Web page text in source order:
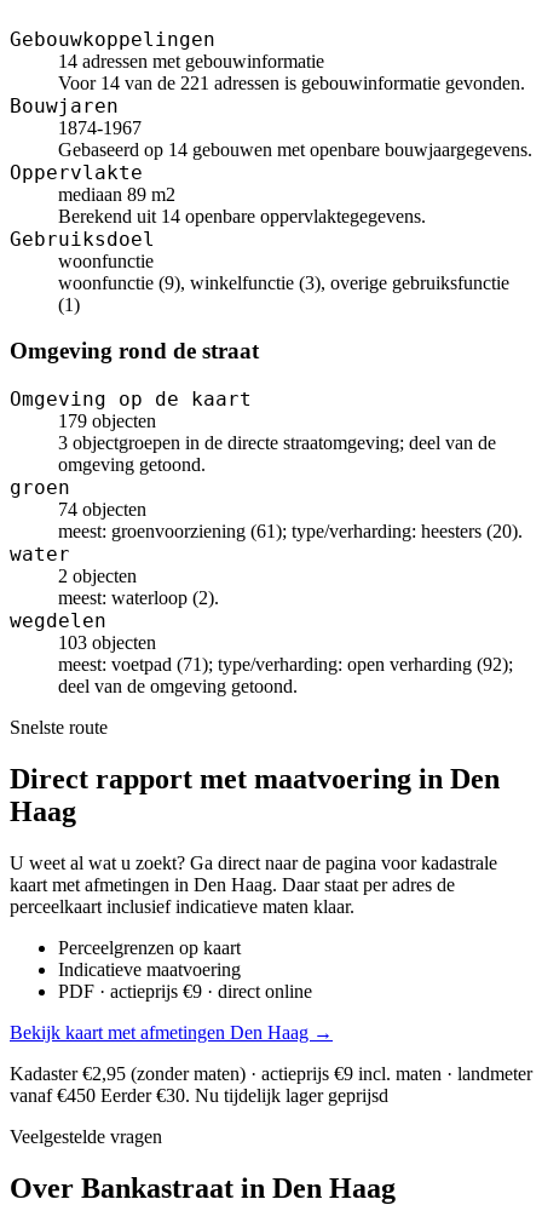
Gebouwkoppelingen
14 adressen met gebouwinformatie
Voor 14 van de 221 adressen is gebouwinformatie gevonden.
Bouwjaren
1874-1967
Gebaseerd op 14 gebouwen met openbare bouwjaargegevens.
Oppervlakte
mediaan 89 m2
Berekend uit 14 openbare oppervlaktegegevens.
Gebruiksdoel
woonfunctie
woonfunctie (9), winkelfunctie (3), overige gebruiksfunctie
(1)
Omgeving rond de straat
Omgeving op de kaart
179 objecten
3 objectgroepen in de directe straatomgeving; deel van de
omgeving getoond.
groen
74 objecten
meest: groenvoorziening (61); type/verharding: heesters (20).
water
2 objecten
meest: waterloop (2).
wegdelen
103 objecten
meest: voetpad (71); type/verharding: open verharding (92);
deel van de omgeving getoond.
Snelste route
Direct rapport met maatvoering in Den
Haag
U weet al wat u zoekt? Ga direct naar de pagina voor kadastrale
kaart met afmetingen in Den Haag. Daar staat per adres de
perceelkaart inclusief indicatieve maten klaar.
Perceelgrenzen op kaart
Indicatieve maatvoering
PDF · actieprijs €9 · direct online
Bekijk kaart met afmetingen Den Haag →
Kadaster €2,95 (zonder maten) · actieprijs €9 incl. maten · landmeter
vanaf €450 Eerder €30. Nu tijdelijk lager geprijsd
Veelgestelde vragen
Over Bankastraat in Den Haag